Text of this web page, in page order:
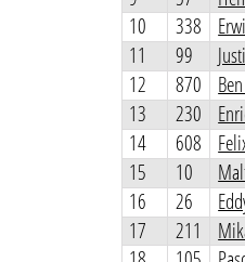
10
338
11
99
12
870
13
230
14
608
15
10
16
26
17
211